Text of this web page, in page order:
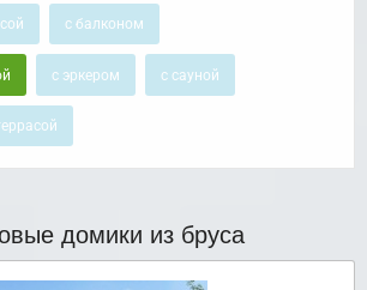
с балконом
с эркером с сауной
домики из бруса